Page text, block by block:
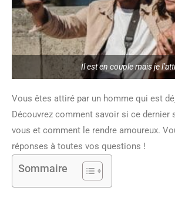
Il est en couple mais je
Vous êtes attiré par un homme qui est
Découvrez comment savoir si ce dernier
vous et comment le rendre amoureux.
réponses à toutes vos questions !
Sommaire